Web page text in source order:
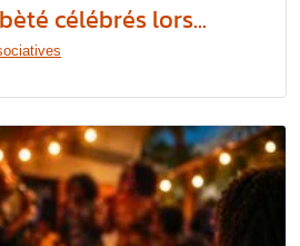
célébrés lors...